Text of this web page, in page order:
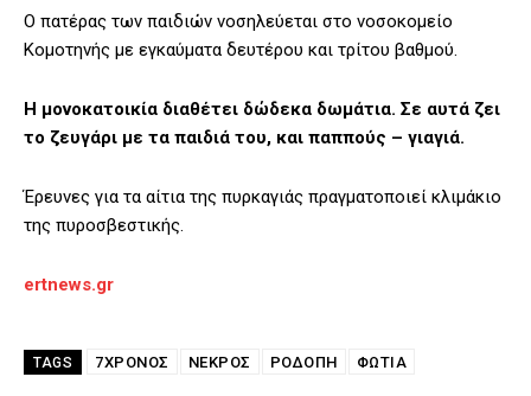
Ο πατέρας των παιδιών νοσηλεύεται στο νοσοκομείο
Κομοτηνής με εγκαύματα δευτέρου και τρίτου βαθμού.
Η μονοκατοικία διαθέτει δώδεκα δωμάτια. Σε αυτά ζει
το ζευγάρι με τα παιδιά του, και παππούς – γιαγιά.
Έρευνες για τα αίτια της πυρκαγιάς πραγματοποιεί κλιμάκιο
της πυροσβεστικής.
ertnews.gr
TAGS 7ΧΡΟΝΟΣ ΝΕΚΡΟΣ ΡΟΔΌΠΗ ΦΩΤΙΑ